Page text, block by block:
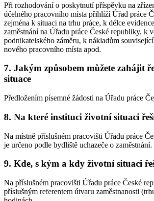
Při rozhodování o poskytnutí příspěvku na
účelného pracovního místa přihlíží Úřad práce
zejména k situaci na trhu práce, k délce
zaměstnání na Úřadu práce České republiky, k
podnikatelského záměru, k nákladům
nového pracovního místa apod.
7. Jakým způsobem můžete zahájit
situace
Předložením písemné žádosti na Úřadu práce
8. Na které instituci životní situaci
Na místně příslušném pracovišti Úřadu práce
je určeno podle bydliště uchazeče o zaměstnání.
9. Kde, s kým a kdy životní situaci
Na příslušném pracovišti Úřadu práce České
příslušným referentem útvaru zaměstnanosti